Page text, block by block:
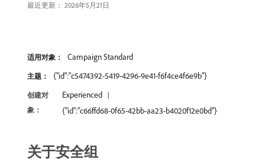
最近更新： 2026年5月21日
适用对象： Campaign Standard
主题： {"id":"c5474392-5419-4296-9e41-f6f4ce4f6e9b"}
创建对
象：
Experienced
{"id":"c66ffd68-0f65-42bb-aa23-b4020f12e0bd"}
关于安全组